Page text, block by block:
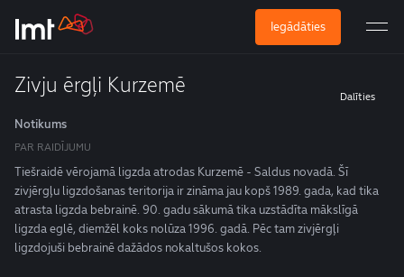
Iegādāties
Zivju ērgļi Kurzemē Dalīties
Notikums
PAR RAIDĪJUMU
Tiešraidē vērojamā ligzda atrodas Kurzemē - Saldus novadā. Šī
zivjērgļu ligzdošanas teritorija ir zināma jau kopš 1989. gada, kad tika
atrasta ligzda bebrainē. 90. gadu sākumā tika uzstādīta mākslīgā
ligzda eglē, diemžēl koks nolūza 1996. gadā. Pēc tam zivjērgļi
ligzdojuši bebrainē dažādos nokaltušos kokos.